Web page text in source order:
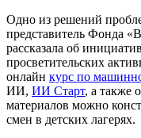
Одно из решений
представитель Фонда
рассказала об
просветительских
онлайн курс по
ИИ, ИИ Старт, а также
материалов можно
смен в детских лагерях.